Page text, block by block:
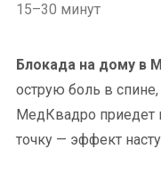
15–30 минут
Блокада на дому в
острую боль в
МедКвадро приедет
точку — эффект